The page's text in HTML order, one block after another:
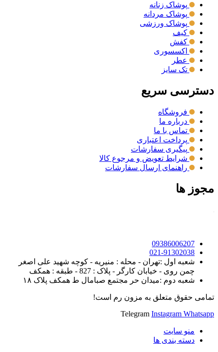
پوشاک زنانه
پوشاک مردانه
پوشاک ورزشی
کیف
کفش
اکسسوری
عطر
تک سایز
دسترسی سریع
فروشگاه
درباره ما
تماس با ما
پرداخت اعتباری
پیگیری سفارشات
شرایط تعویض و مرجوع کالا
راهنمای ارسال سفارشات
مجوز ها
09386006207
021-91302038
شعبه اول :تهران - محله : منیریه - کوچه شهید علی اصغر
چمن روی - خیابان کارگر - پلاک : 827 - طبقه : همکف
شعبه دوم :میدان حر مجتمع صبامال ط همکف پلاک ۱۸
تمامی حقوق متعلق به مزون رم است!
Telegram Instagram Whatsapp
منو سایت
دسته بندی ها